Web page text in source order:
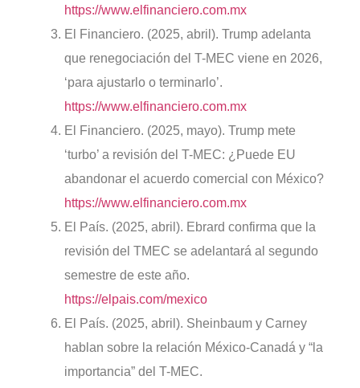
https://www.elfinanciero.com.mx
El Financiero. (2025, abril). Trump adelanta
que renegociación del T-MEC viene en 2026,
‘para ajustarlo o terminarlo’.
https://www.elfinanciero.com.mx
El Financiero. (2025, mayo). Trump mete
‘turbo’ a revisión del T-MEC: ¿Puede EU
abandonar el acuerdo comercial con México?
https://www.elfinanciero.com.mx
El País. (2025, abril). Ebrard confirma que la
revisión del TMEC se adelantará al segundo
semestre de este año.
https://elpais.com/mexico
El País. (2025, abril). Sheinbaum y Carney
hablan sobre la relación México-Canadá y “la
importancia” del T-MEC.